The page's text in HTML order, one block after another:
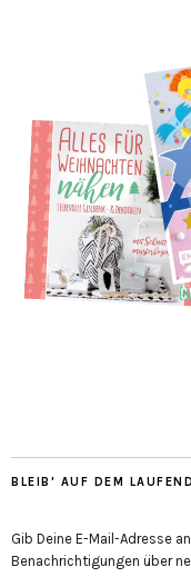
BLEIB' AUF DEM
Gib Deine E-Mail-Adresse
Benachrichtigungen über